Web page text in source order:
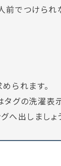
前でつけら
られます。
グの洗濯表
へ出しましょう